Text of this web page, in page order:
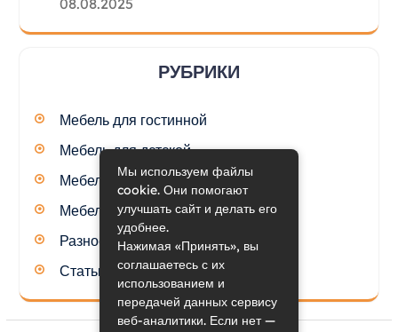
РУБРИКИ
Мебель для гостинной
Мебель для детской
Мебель для кухни
Мебель для спальни
Разное
Статьи
Мы используем файлы
cookie. Они помогают
улучшать сайт и делать его
удобнее.
Нажимая «Принять», вы
соглашаетесь с их
использованием и
передачей данных сервису
веб-аналитики. Если нет —